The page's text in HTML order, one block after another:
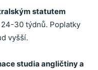
statutem
30 týdnů. Poplatky
vyšší.
studia angličtiny a